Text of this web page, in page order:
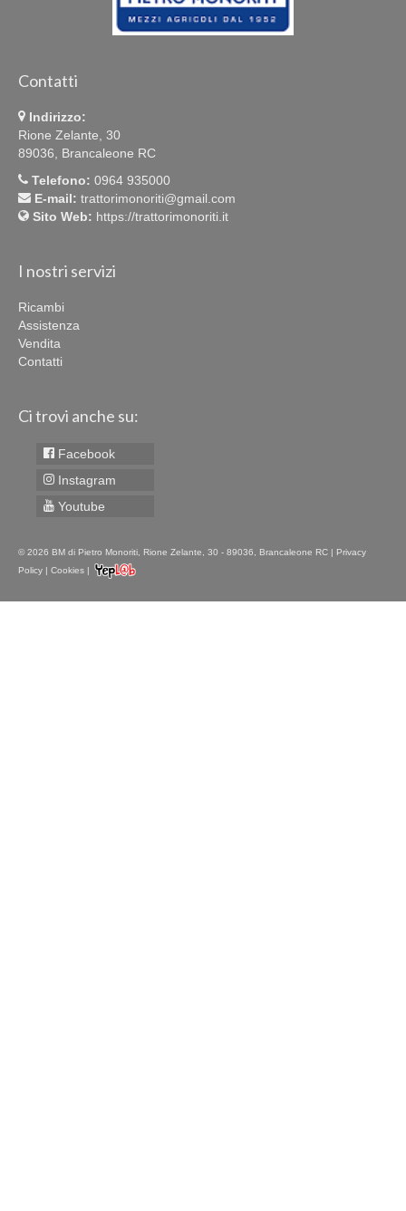
Contatti
Indirizzo:
Rione Zelante, 30
89036, Brancaleone RC
Telefono: 0964 935000
E-mail: trattorimonoriti@gmail.com
Sito Web: https://trattorimonoriti.it
I nostri servizi
Ricambi
Assistenza
Vendita
Contatti
Ci trovi anche su:
Facebook
Instagram
Youtube
© 2026 BM di Pietro Monoriti, Rione Zelante, 30 - 89036, Brancaleone RC | Privacy
Policy | Cookies |